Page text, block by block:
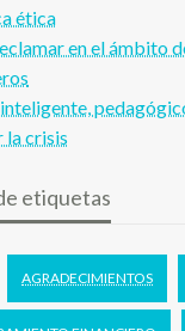
ética
en el ámbito
la crisis
etiquetas
AGRADECIMIENTOS